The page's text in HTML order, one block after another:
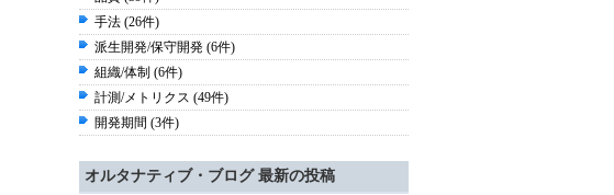
手法 (26件)
派生開発/保守開発 (6件)
組織/体制 (6件)
計測/メトリクス (49件)
開発期間 (3件)
オルタナティブ・ブログ 最新の投稿